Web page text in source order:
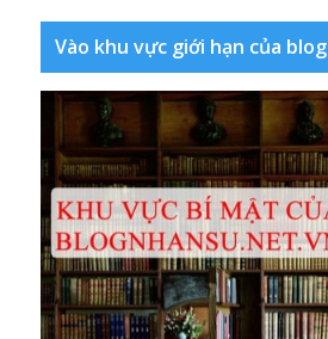
Vào khu vực giới hạn của blog